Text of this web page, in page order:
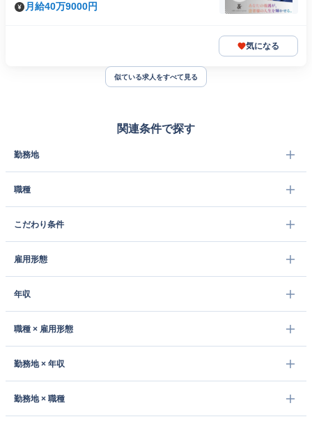
月給40万9000円
気になる
似ている求人をすべて見る
関連条件で探す
勤務地
職種
こだわり条件
雇用形態
年収
職種 × 雇用形態
勤務地 × 年収
勤務地 × 職種